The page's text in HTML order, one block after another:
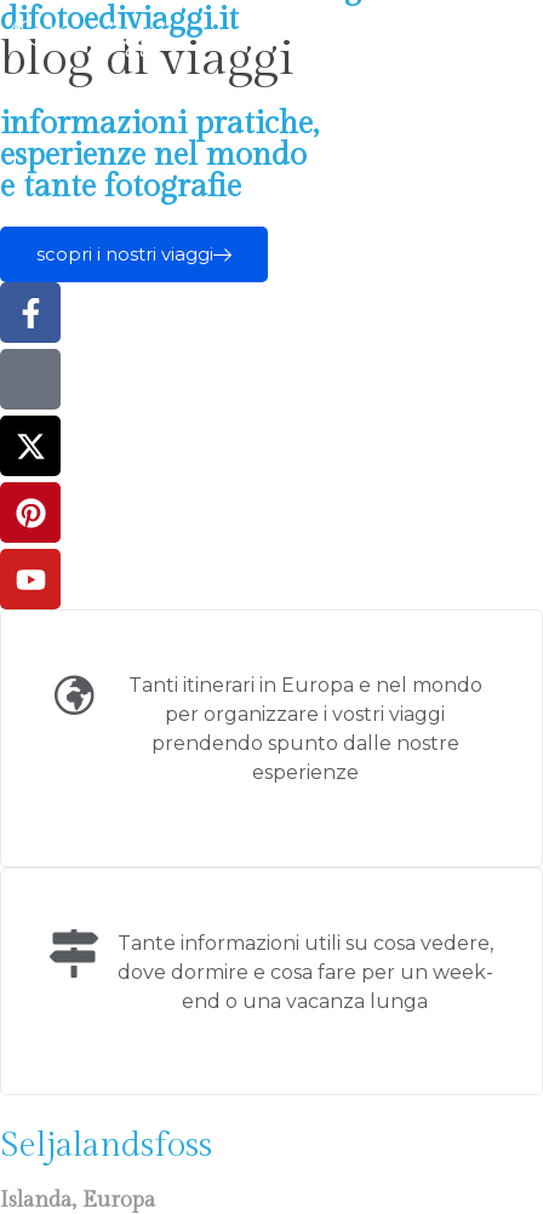
difotoediviaggi.it
blog di viaggi
informazioni pratiche,
esperienze nel mondo
e tante fotografie
scopri i nostri viaggi
Tanti itinerari in Europa e nel mondo
per organizzare i vostri viaggi
prendendo spunto dalle nostre
esperienze
Tante informazioni utili su cosa vedere,
dove dormire e cosa fare per un week-
end o una vacanza lunga
Seljalandsfoss
Islanda, Europa